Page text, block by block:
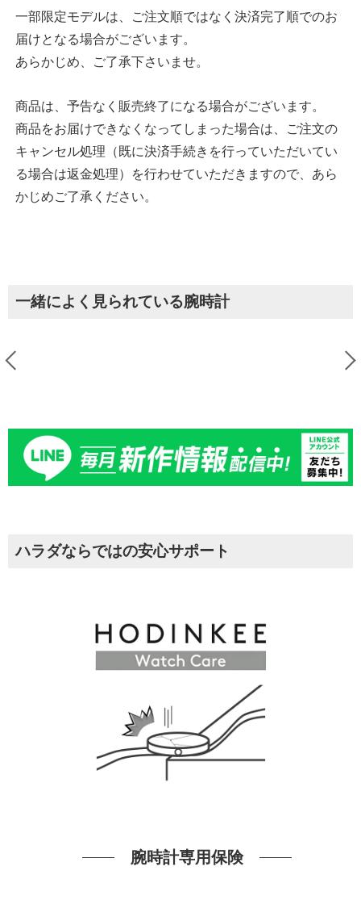
一部限定モデルは、ご注文順ではなく決済完了順でのお
届けとなる場合がございます。
あらかじめ、ご了承下さいませ。
商品は、予告なく販売終了になる場合がございます。
商品をお届けできなくなってしまった場合は、ご注文の
キャンセル処理（既に決済手続きを行っていただいてい
る場合は返金処理）を行わせていただきますので、あら
かじめご了承ください。
一緒によく見られている腕時計
ハラダならではの安心サポート
腕時計専用保険